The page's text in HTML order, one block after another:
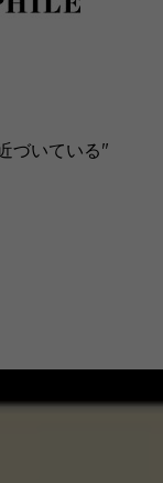
づいている"